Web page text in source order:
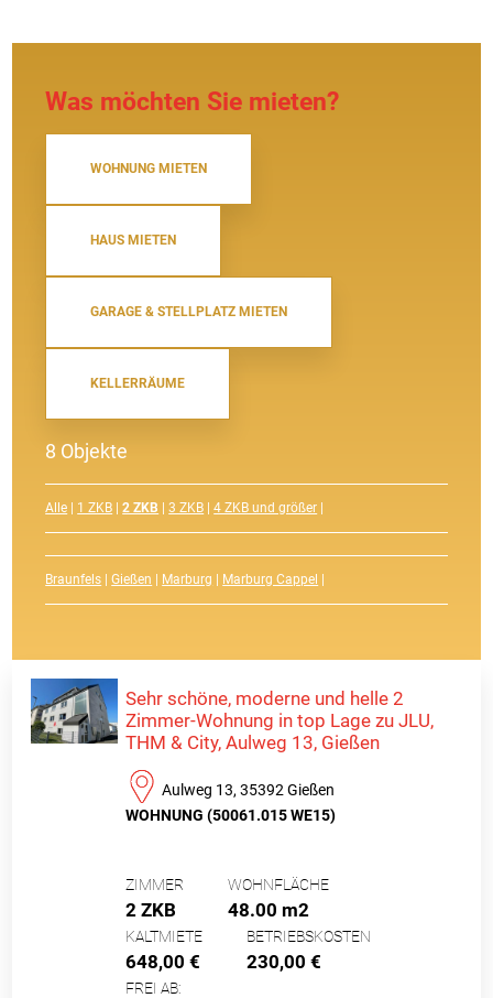
Was möchten Sie mieten?
WOHNUNG MIETEN
HAUS MIETEN
GARAGE & STELLPLATZ MIETEN
KELLERRÄUME
8 Objekte
Alle | 1 ZKB |2 ZKB |3 ZKB |4 ZKB und größer |
Braunfels |Gießen | Marburg | Marburg Cappel |
Sehr schöne, moderne und helle 2
Zimmer-Wohnung in top Lage zu JLU,
THM & City, Aulweg 13, Gießen
Aulweg 13, 35392 Gießen
WOHNUNG (50061.015 WE15)
ZIMMER
2 ZKB
WOHNFLÄCHE
48.00 m2
KALTMIETE
648,00 €
BETRIEBSKOSTEN
230,00 €
FREI AB: